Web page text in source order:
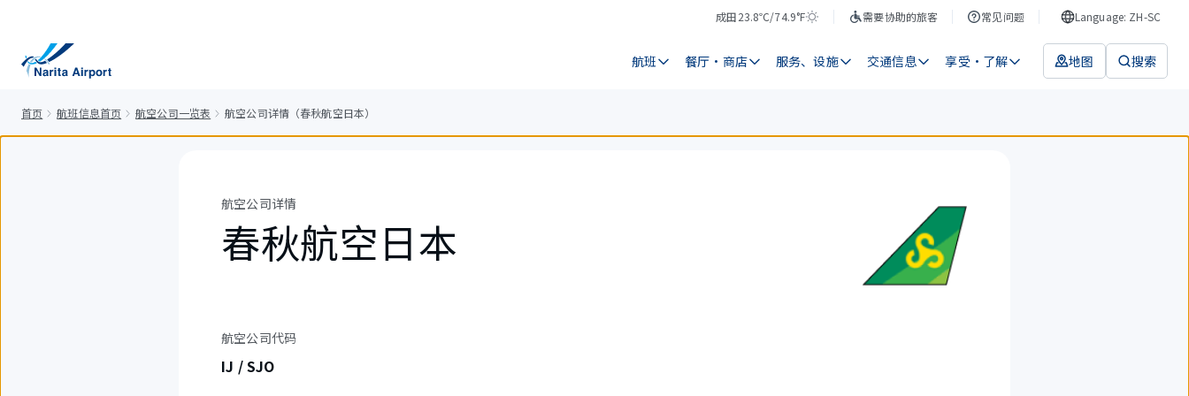
成田
气
23.8℃/74.9°F
天
需要协助的旅客 常见问题 Language: ZH-SC
航班 餐厅・商店 服务、设施 交通信息 享受・了解 地图 搜索
首页 航班信息首页 航空公司一览表 航空公司详情（春秋航空日本）
航空公司详情
春秋航空日本
航空公司代码
IJ / SJO